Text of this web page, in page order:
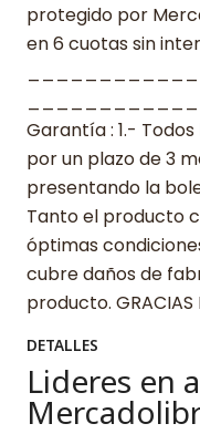
protegido por
en 6 cuotas sin
Garantía : 1.-
por un plazo de 3
presentando la
Tanto el producto
óptimas
cubre daños de
producto. GRACIAS
DETALLES
Lideres en